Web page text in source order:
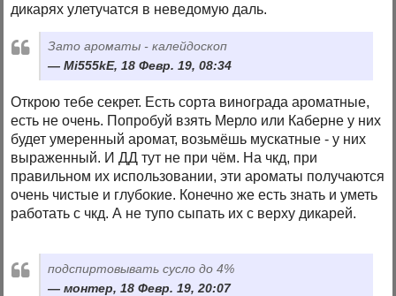
дикарях улетучатся в неведомую даль.
Зато ароматы - калейдоскоп
Mi555kE, 18 Февр. 19, 08:34
Открою тебе секрет. Есть сорта винограда ароматные,
есть не очень. Попробуй взять Мерло или Каберне у них
будет умеренный аромат, возьмёшь мускатные - у них
выраженный. И ДД тут не при чём. На чкд, при
правильном их использовании, эти ароматы получаются
очень чистые и глубокие. Конечно же есть знать и уметь
работать с чкд. А не тупо сыпать их с верху дикарей.
подспиртовывать сусло до 4%
монтер, 18 Февр. 19, 20:07